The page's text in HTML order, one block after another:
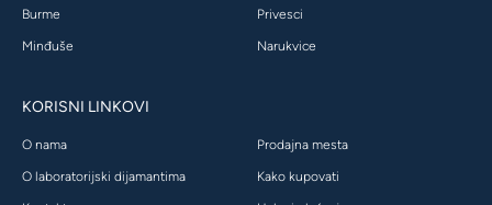
Burme
Minđuše
Privesci
Narukvice
KORISNI LINKOVI
O nama
O laboratorijski dijamantima
Prodajna mesta
Kako kupovati